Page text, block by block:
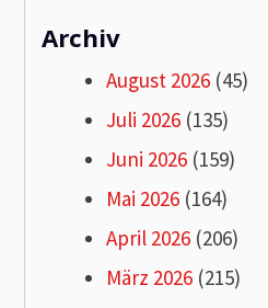
Archiv
August 2026 (45)
Juli 2026 (135)
Juni 2026 (159)
Mai 2026 (164)
April 2026 (206)
März 2026 (215)